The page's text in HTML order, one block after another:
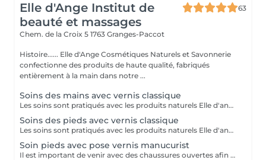
Elle d'Ange Institut de
beauté et massages
63
Chem. de la Croix 5 1763 Granges-Paccot
Histoire...... Elle d'Ange Cosmétiques Naturels et Savonnerie
confectionne des produits de haute qualité, fabriqués
entièrement à la main dans notre ...
Soins des mains avec vernis classique
Les soins sont pratiqués avec les produits naturels Elle d'ange et vernis Clever Beauty Si les soins sont effectués avec le kit manucurist: + CHF 10.00
Soins des pieds avec vernis classique
Les soins sont pratiqués avec les produits naturels Elle d'ange et vernis Clever Beauty Si les soins sont effectués avec le kit manucurist: + CHF 10.00
Soin pieds avec pose vernis manucurist
Il est important de venir avec des chaussures ouvertes afin de ne pas abîmer la pose de vernis